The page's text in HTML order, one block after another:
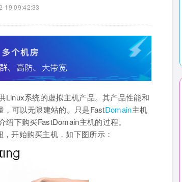
19 09:42:33
Linux系统的虚拟主机产品。其产品性能和
可以无限建站的。只是FastDomain主机
下购买FastDomain主机的过程。
开始购买主机，如下图所示：